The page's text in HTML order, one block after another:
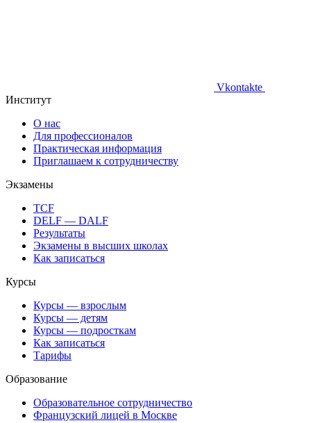
Vkontakte
Институт
О нас
Для профессионалов
Практическая информация
Приглашаем к сотрудничеству
Экзамены
TCF
DELF — DALF
Результаты
Экзамены в высших школах
Как записаться
Курсы
Курсы — взрослым
Курсы — детям
Курсы — подросткам
Как записаться
Тарифы
Образование
Образовательное сотрудничество
Французский лицей в Москве